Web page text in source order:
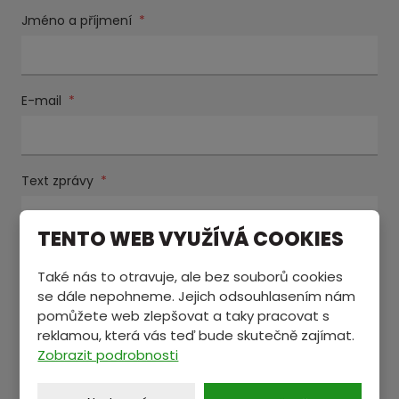
Jméno a příjmení *
E-mail *
Text zprávy *
Souhlasím
Souhlasím se zpracováním
Položky označené hvězdičkou ( *) jsou povinné.
TENTO WEB VYUŽÍVÁ COOKIES
Také nás to otravuje, ale bez souborů cookies
se dále nepohneme. Jejich odsouhlasením nám
pomůžete web zlepšovat a taky pracovat s
reklamou, která vás teď bude skutečně zajímat.
Zobrazit podrobnosti